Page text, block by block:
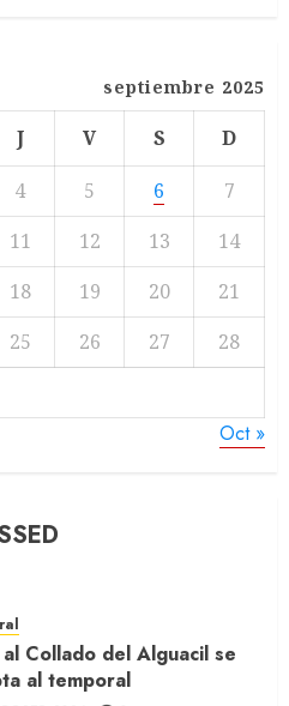
septiembre 2025
J V S
D
4 5 6
7
11 12 13
14
18 19 20
21
25 26 27
28
Oct »
al Collado del Alguacil se
al temporal